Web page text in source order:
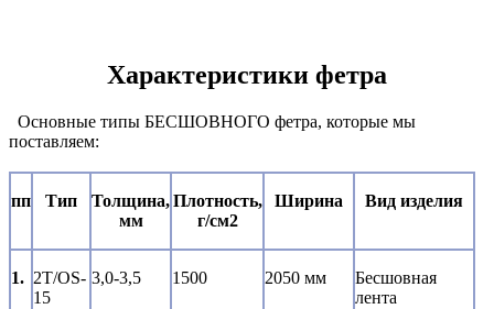
Характеристики фетра
Основные типы БЕСШОВНОГО фетра, которые мы
поставляем:
пп Тип
Толщина,
мм
Плотность,
г/см2
Ширина Вид изделия
1. 2T/OS-
15
3,0-3,5 1500 2050 мм
Бесшовная
лента